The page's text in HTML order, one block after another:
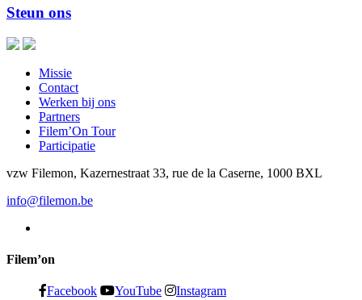
Steun ons
Missie
Contact
Werken bij ons
Partners
Filem’On Tour
Participatie
vzw Filemon, Kazernestraat 33, rue de la Caserne, 1000 BXL
info@filemon.be
Filem’on
Facebook YouTube Instagram